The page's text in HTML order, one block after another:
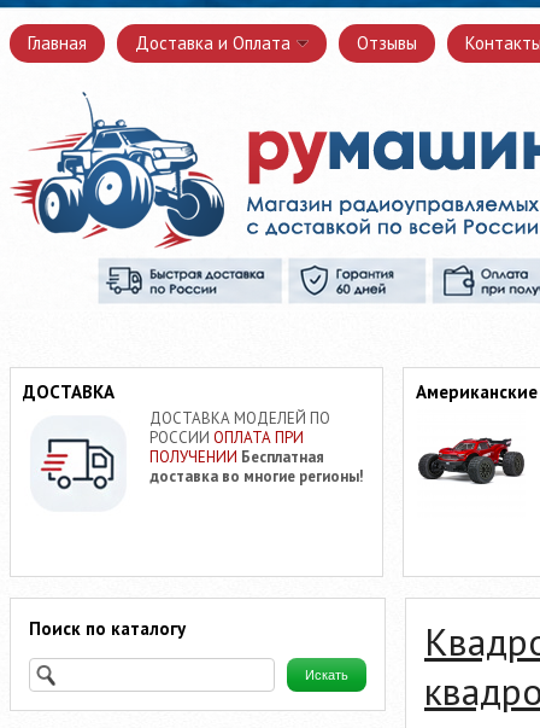
Главная Доставка и Оплата Отзывы
ДОСТАВКА
ДОСТАВКА МОДЕЛЕЙ ПО
РОССИИ ОПЛАТА ПРИ
ПОЛУЧЕНИИ Бесплатная
доставка во многие регионы!
Поиск по каталогу